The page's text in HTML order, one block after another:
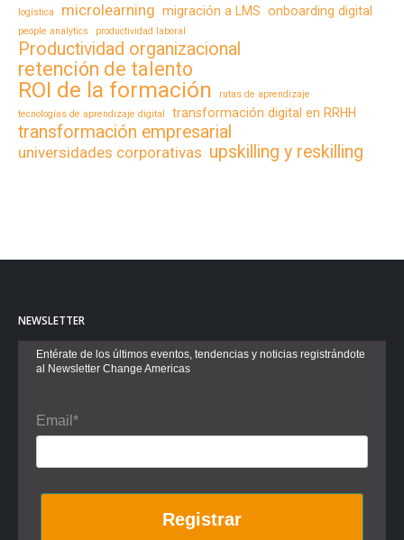
logística microlearning migración a LMS onboarding digital
people analytics productividad laboral
Productividad organizacional
retención de talento
ROI de la formación
rutas de aprendizaje
tecnologías de aprendizaje digital
transformación digital en RRHH
transformación empresarial
universidades corporativas upskilling y reskilling
NEWSLETTER
Entérate de los últimos eventos, tendencias y noticias registrándote
al Newsletter Change Americas
Email*
Registrar